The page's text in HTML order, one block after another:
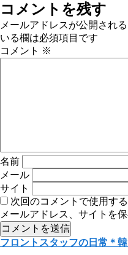
稿
日:
ル
サ
イ
ズ
コメントを残す
メールアドレスが公開され
いる欄は必須項目です
コメント ※
名前
メール
サイト
次回のコメントで使用す
メールアドレス、サイトを保
投
フロントスタッフの日常＊